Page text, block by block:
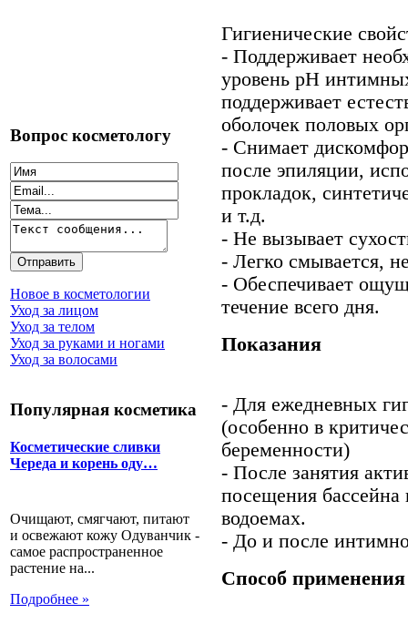
Вопрос косметологу
Новое в косметологии
Уход за лицом
Уход за телом
Уход за руками и ногами
Уход за волосами
Популярная косметика
Косметические сливки
Череда и корень оду…
Очищают, смягчают, питают
и освежают кожу Одуванчик -
самое распространенное
растение на...
Подробнее »
Гигиенические
- Поддерживает
уровень рН
поддерживает
оболочек половых
- Снимает
после эпиляции,
прокладок,
и т.д.
- Не вызывает
- Легко смывается,
- Обеспечивает
течение всего дня.
Показания
- Для ежедневных
(особенно в
беременности)
- После занятия
посещения
водоемах.
- До и после
Способ применения